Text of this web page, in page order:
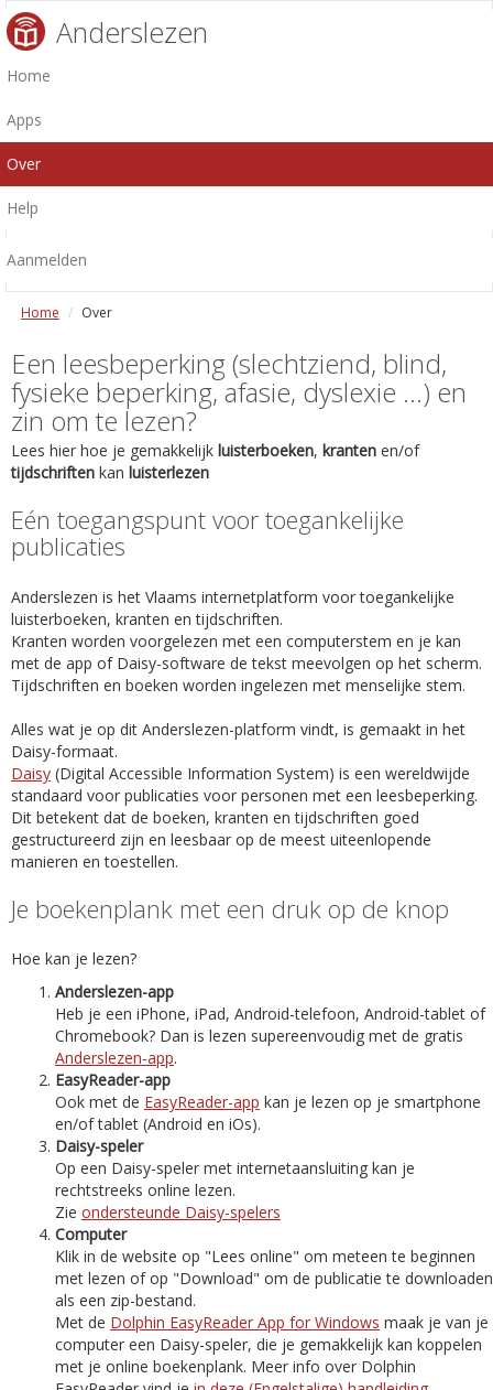
Anderslezen
Home
Apps
Over
Help
Aanmelden
Home Over
Een leesbeperking (slechtziend, blind,
fysieke beperking, afasie, dyslexie ...) en
zin om te lezen?
Lees hier hoe je gemakkelijk luisterboeken, kranten en/of
tijdschriften kan luisterlezen
Eén toegangspunt voor toegankelijke
publicaties
Anderslezen is het Vlaams internetplatform voor toegankelijke
luisterboeken, kranten en tijdschriften.
Kranten worden voorgelezen met een computerstem en je kan
met de app of Daisy-software de tekst meevolgen op het scherm.
Tijdschriften en boeken worden ingelezen met menselijke stem.
Alles wat je op dit Anderslezen-platform vindt, is gemaakt in het
Daisy-formaat.
Daisy (Digital Accessible Information System) is een wereldwijde
standaard voor publicaties voor personen met een leesbeperking.
Dit betekent dat de boeken, kranten en tijdschriften goed
gestructureerd zijn en leesbaar op de meest uiteenlopende
manieren en toestellen.
Je boekenplank met een druk op de knop
Hoe kan je lezen?
Anderslezen-app
Heb je een iPhone, iPad, Android-telefoon, Android-tablet of
Chromebook? Dan is lezen supereenvoudig met de gratis
Anderslezen-app.
EasyReader-app
Ook met de EasyReader-app kan je lezen op je smartphone
en/of tablet (Android en iOs).
Daisy-speler
Op een Daisy-speler met internetaansluiting kan je
rechtstreeks online lezen.
Zie ondersteunde Daisy-spelers
Computer
Klik in de website op "Lees online" om meteen te beginnen
met lezen of op "Download" om de publicatie te downloaden
als een zip-bestand.
Met de Dolphin EasyReader App for Windows maak je van je
computer een Daisy-speler, die je gemakkelijk kan koppelen
met je online boekenplank. Meer info over Dolphin